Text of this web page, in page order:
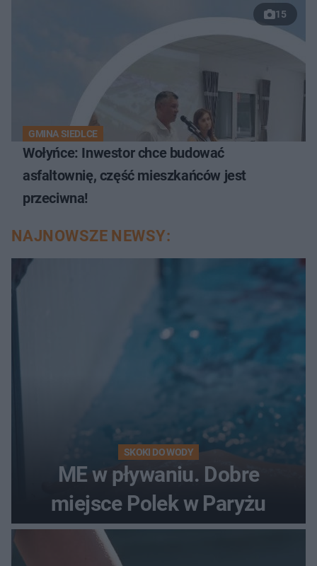
15
GMINA SIEDLCE
Wołyńce: Inwestor chce budować
asfaltownię, część mieszkańców jest
przeciwna!
NAJNOWSZE NEWSY:
SKOKI DO WODY
ME w pływaniu. Dobre
miejsce Polek w Paryżu